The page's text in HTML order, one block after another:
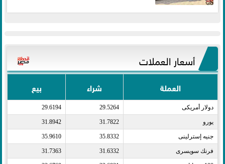
أسعار العملات
العملة شراء بيع
دولار أمريكى​ 29.5264
29.6194
يورو​ 31.7822
31.8942
جنيه إسترلينى​ 35.8332
35.9610
فرنك سويسرى​ 31.6332
31.7363